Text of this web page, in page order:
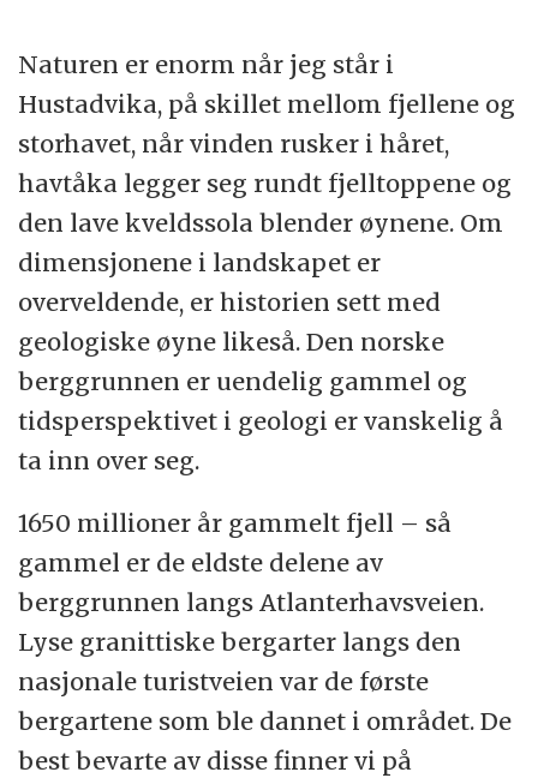
Naturen er enorm når jeg står i
Hustadvika, på skillet mellom fjellene og
storhavet, når vinden rusker i håret,
havtåka legger seg rundt fjelltoppene og
den lave kveldssola blender øynene. Om
dimensjonene i landskapet er
overveldende, er historien sett med
geologiske øyne likeså. Den norske
berggrunnen er uendelig gammel og
tidsperspektivet i geologi er vanskelig å
ta inn over seg.
1650 millioner år gammelt fjell – så
gammel er de eldste delene av
berggrunnen langs Atlanterhavsveien.
Lyse granittiske bergarter langs den
nasjonale turistveien var de første
bergartene som ble dannet i området. De
best bevarte av disse finner vi på